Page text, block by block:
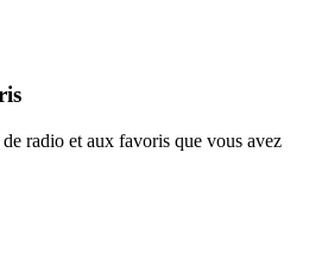
radio et aux favoris que vous avez